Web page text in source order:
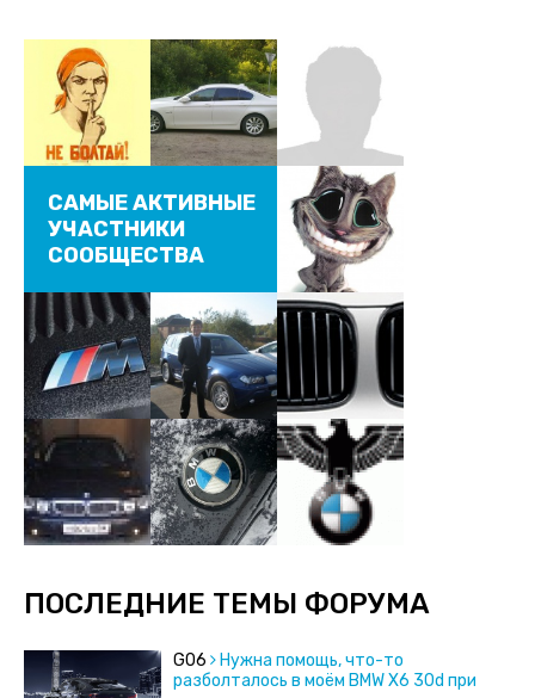
САМЫЕ АКТИВНЫЕ
УЧАСТНИКИ
СООБЩЕСТВА
ПОСЛЕДНИЕ ТЕМЫ ФОРУМА
G06
Нужна помощь, что-то
разболталось в моём BMW X6 30d при